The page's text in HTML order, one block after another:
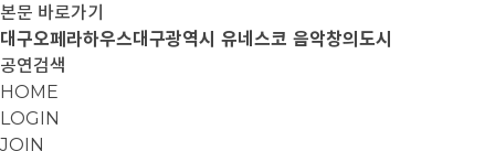
본문 바로가기
대구오페라하우스대구광역시 유네스코 음악창의도시
공연검색
HOME
LOGIN
JOIN